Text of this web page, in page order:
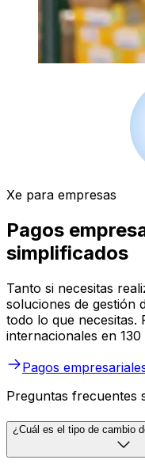
Xe para empresas
Pagos
simplificados
Tanto si necesitas
soluciones de gestión
todo lo que necesitas.
internacionales en
Pagos
Preguntas frecuentes
¿Cuál es el tipo de cambio